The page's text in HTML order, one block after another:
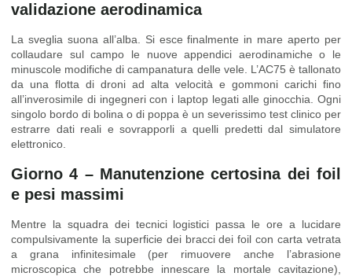
validazione aerodinamica
La sveglia suona all’alba. Si esce finalmente in mare aperto per
collaudare sul campo le nuove appendici aerodinamiche o le
minuscole modifiche di campanatura delle vele. L’AC75 è tallonato
da una flotta di droni ad alta velocità e gommoni carichi fino
all’inverosimile di ingegneri con i laptop legati alle ginocchia. Ogni
singolo bordo di bolina o di poppa è un severissimo test clinico per
estrarre dati reali e sovrapporli a quelli predetti dal simulatore
elettronico.
Giorno 4 – Manutenzione certosina dei foil
e pesi massimi
Mentre la squadra dei tecnici logistici passa le ore a lucidare
compulsivamente la superficie dei bracci dei foil con carta vetrata
a grana infinitesimale (per rimuovere anche l’abrasione
microscopica che potrebbe innescare la mortale cavitazione),